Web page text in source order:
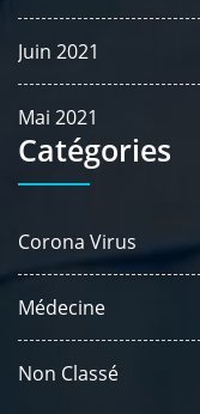
Juin 2021
Mai 2021
Catégories
Corona Virus
Médecine
Non Classé